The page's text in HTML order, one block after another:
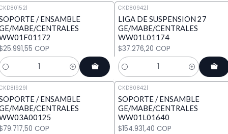
|
/ ENSAMBLE
MABE/CENTRALES
COP
CKD80942|
LIGA DE SUSPENSION 27
GE/MABE/CENTRALES
WW01L01174
$37.276,20 COP
Cantidad
|
/ ENSAMBLE
MABE/CENTRALES
COP
CKD80842|
SOPORTE / ENSAMBLE
GE/MABE/CENTRALES
WW01L01640
$154.931,40 COP